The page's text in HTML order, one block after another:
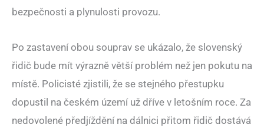
bezpečnosti a plynulosti provozu.
Po zastavení obou souprav se ukázalo, že slovenský
řidič bude mít výrazně větší problém než jen pokutu na
místě. Policisté zjistili, že se stejného přestupku
dopustil na českém území už dříve v letošním roce. Za
nedovolené předjíždění na dálnici přitom řidič dostává